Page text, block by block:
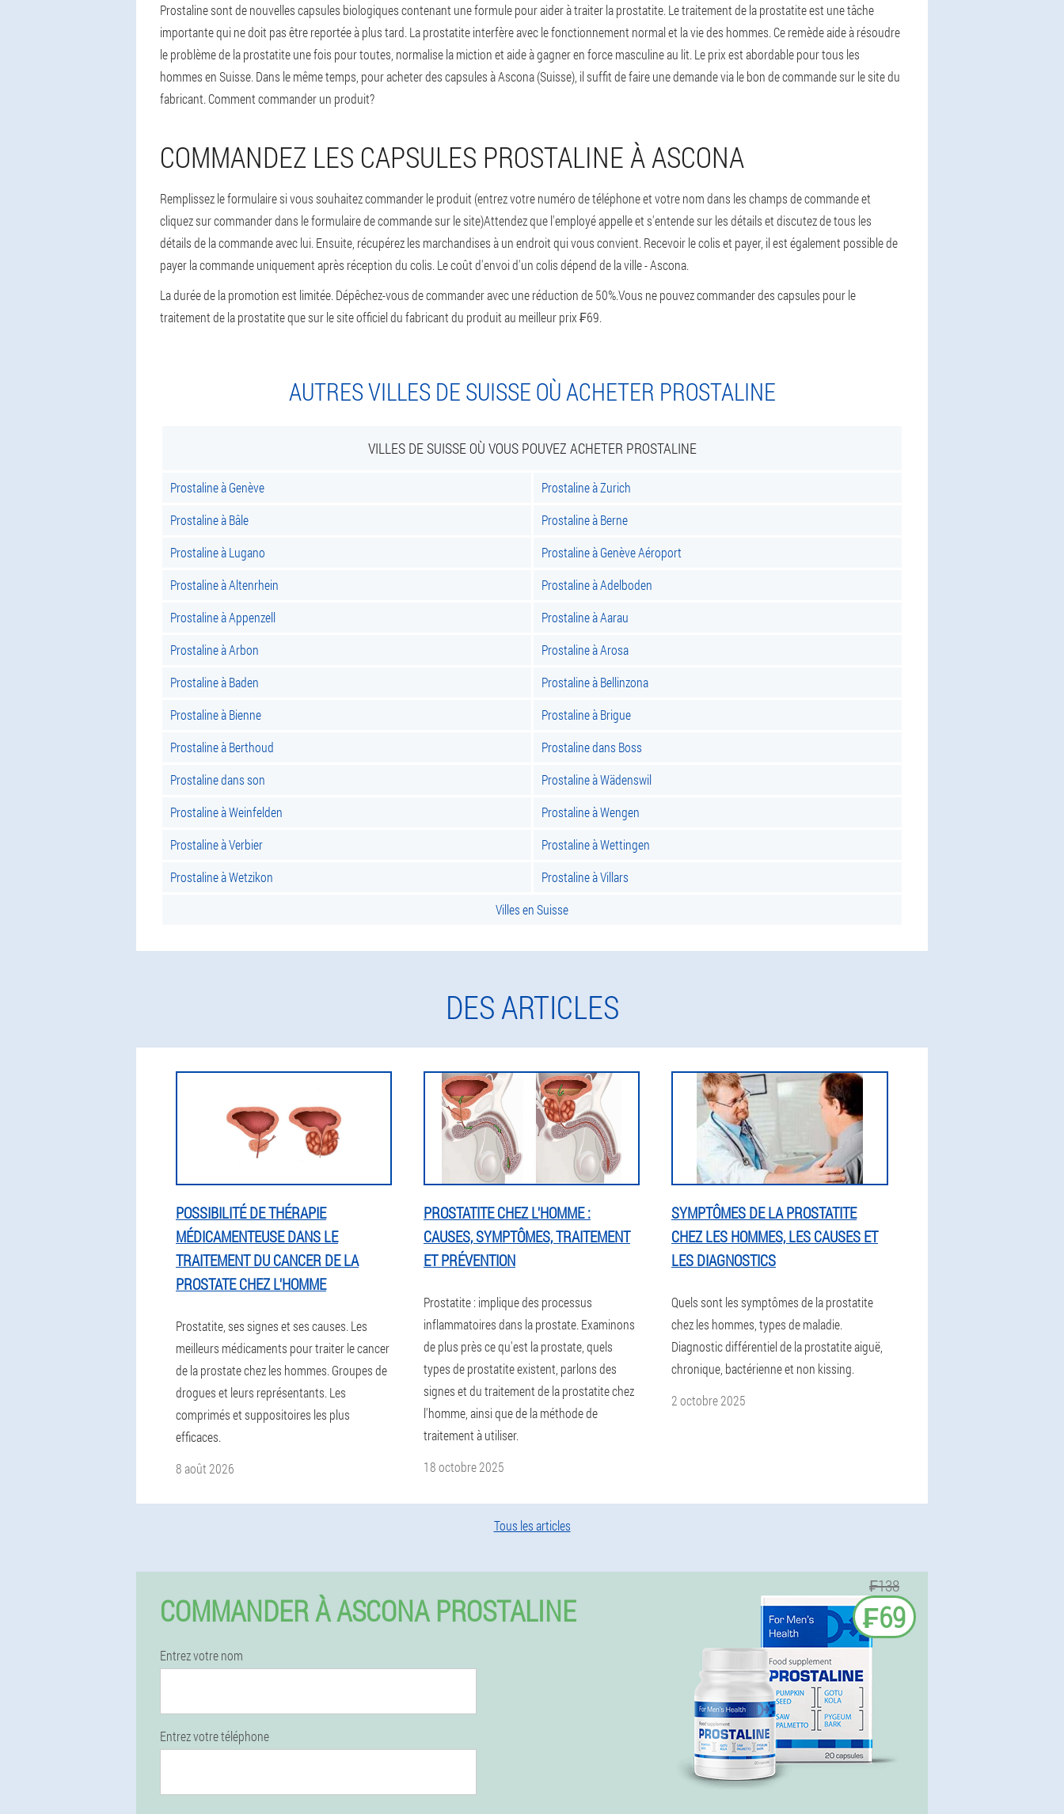
Prostaline sont de nouvelles capsules biologiques contenant une formule pour aider à traiter la prostatite. Le traitement de la prostatite est une tâche
importante qui ne doit pas être reportée à plus tard. La prostatite interfère avec le fonctionnement normal et la vie des hommes. Ce remède aide à résoudre
le problème de la prostatite une fois pour toutes, normalise la miction et aide à gagner en force masculine au lit. Le prix est abordable pour tous les
hommes en Suisse. Dans le même temps, pour acheter des capsules à Ascona (Suisse), il suffit de faire une demande via le bon de commande sur le site du
fabricant. Comment commander un produit?
COMMANDEZ LES CAPSULES PROSTALINE À ASCONA
Remplissez le formulaire si vous souhaitez commander le produit (entrez votre numéro de téléphone et votre nom dans les champs de commande et
cliquez sur commander dans le formulaire de commande sur le site)Attendez que l'employé appelle et s'entende sur les détails et discutez de tous les
détails de la commande avec lui. Ensuite, récupérez les marchandises à un endroit qui vous convient. Recevoir le colis et payer, il est également possible de
payer la commande uniquement après réception du colis. Le coût d'envoi d'un colis dépend de la ville - Ascona.
La durée de la promotion est limitée. Dépêchez-vous de commander avec une réduction de 50%.Vous ne pouvez commander des capsules pour le
traitement de la prostatite que sur le site officiel du fabricant du produit au meilleur prix ₣69.
AUTRES VILLES DE SUISSE OÙ ACHETER PROSTALINE
VILLES DE SUISSE OÙ VOUS POUVEZ ACHETER PROSTALINE
Prostaline à Genève
Prostaline à Zurich
Prostaline à Bâle
Prostaline à Berne
Prostaline à Lugano
Prostaline à Genève Aéroport
Prostaline à Altenrhein
Prostaline à Adelboden
Prostaline à Appenzell
Prostaline à Aarau
Prostaline à Arbon
Prostaline à Arosa
Prostaline à Baden
Prostaline à Bellinzona
Prostaline à Bienne
Prostaline à Brigue
Prostaline à Berthoud
Prostaline dans Boss
Prostaline dans son
Prostaline à Wädenswil
Prostaline à Weinfelden
Prostaline à Wengen
Prostaline à Verbier
Prostaline à Wettingen
Prostaline à Wetzikon
Prostaline à Villars
Villes en Suisse
DES ARTICLES
POSSIBILITÉ DE THÉRAPIE
MÉDICAMENTEUSE DANS LE
TRAITEMENT DU CANCER DE LA
PROSTATE CHEZ L'HOMME
Prostatite, ses signes et ses causes. Les
meilleurs médicaments pour traiter le cancer
de la prostate chez les hommes. Groupes de
drogues et leurs représentants. Les
comprimés et suppositoires les plus
efficaces.
8 août 2026
PROSTATITE CHEZ L'HOMME :
CAUSES, SYMPTÔMES, TRAITEMENT
ET PRÉVENTION
Prostatite : implique des processus
inflammatoires dans la prostate. Examinons
de plus près ce qu'est la prostate, quels
types de prostatite existent, parlons des
signes et du traitement de la prostatite chez
l'homme, ainsi que de la méthode de
traitement à utiliser.
18 octobre 2025
SYMPTÔMES DE LA PROSTATITE
CHEZ LES HOMMES, LES CAUSES ET
LES DIAGNOSTICS
Quels sont les symptômes de la prostatite
chez les hommes, types de maladie.
Diagnostic différentiel de la prostatite aiguë,
chronique, bactérienne et non kissing.
2 octobre 2025
Tous les articles
COMMANDER À ASCONA PROSTALINE
Entrez votre nom
Entrez votre téléphone
₣138
₣69